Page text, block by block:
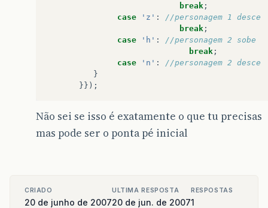
break ;
case
'z' :
//personagem 1 desce
break ;
case
'h' :
//personagem 2 sobe
break ;
case
'n' :
//personagem 2 desce
}
}});
Não sei se isso é exatamente o que tu precisas
mas pode ser o ponta pé inicial
CRIADO
20 de junho de 2007
ULTIMA RESPOSTA
20 de jun. de 2007
RESPOSTAS
1